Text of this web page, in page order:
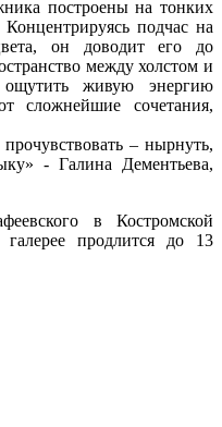
построены на тонких
подчас на
он доводит его до
между холстом и
ощутить живую энергию
сложнейшие сочетания,
– нырнуть,
- Галина Дементьева,
в Костромской
галерее продлится до 13